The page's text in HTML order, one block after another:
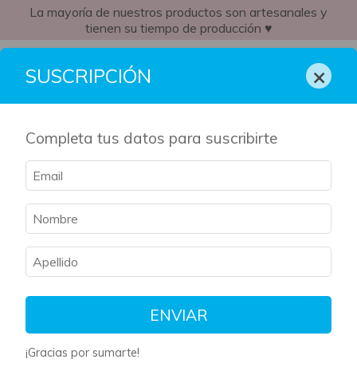
La mayoría de nuestros productos son artesanales y
tienen su tiempo de producción ♥
SUSCRIPCIÓN ×
Completa tus datos para suscribirte
ENVIAR
¡Gracias por sumarte!